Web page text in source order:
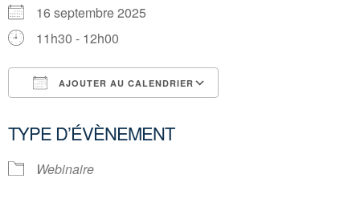
16 septembre 2025
11h30 - 12h00
AJOUTER AU CALENDRIER
TYPE D’ÉVÈNEMENT
Webinaire